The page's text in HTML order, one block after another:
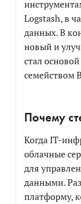
Logstash, в
данных. В
новый и
стал
семейством
Почему
Когда IT-
облачные
для
данными.
платформу,